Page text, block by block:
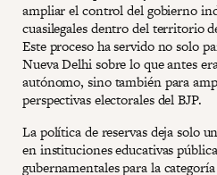
ampliar el control del gobierno
cuasilegales dentro del territorio
Este proceso ha servido no solo
Nueva Delhi sobre lo que antes
autónomo, sino también para
perspectivas electorales del BJP.
La política de reservas deja solo
en instituciones educativas
gubernamentales para la